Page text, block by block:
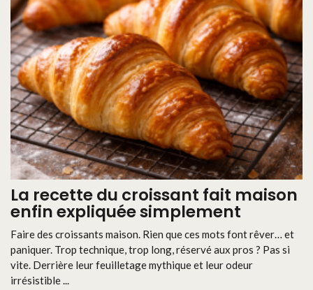
La recette du croissant fait maison
enfin expliquée simplement
Faire des croissants maison. Rien que ces mots font rêver… et
paniquer. Trop technique, trop long, réservé aux pros ? Pas si
vite. Derrière leur feuilletage mythique et leur odeur
irrésistible ...